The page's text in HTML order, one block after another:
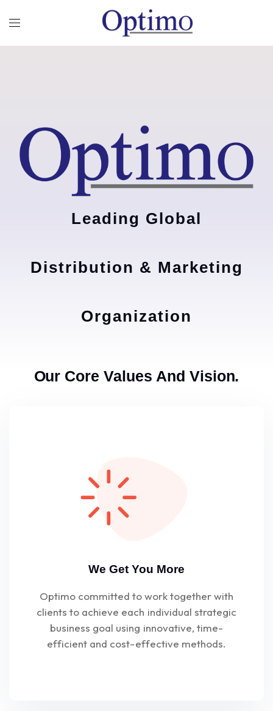
Leading Global
Distribution & Marketing
Organization
Our Core Values And Vision.
We Get You More
Optimo committed to work together with
clients to achieve each individual strategic
business goal using innovative, time-
efficient and cost-effective methods.